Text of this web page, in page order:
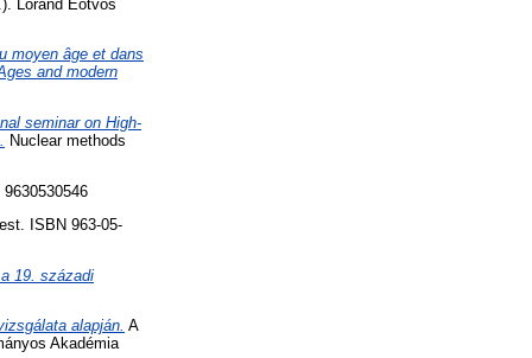
Lorand Eötvös
moyen âge et dans
and modern
seminar on High-
Nuclear methods
ISBN 963-05-
19. századi
alapján. A
Akadémia